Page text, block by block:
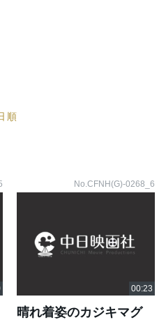
順
No.CFNH(G)-0268_6
晴れ着姿のカジキマグ